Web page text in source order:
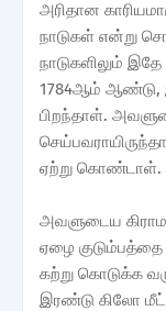
அரிதான
நாடுகள் என்று
நாடுகளிலும்
1784ஆம் ஆண்டு,
பிறந்தாள்.
ஏற்று கொண்டாள்.
அவளுடைய
ஏழை
கற்று கொடுக்க
இரண்டு கிலோ